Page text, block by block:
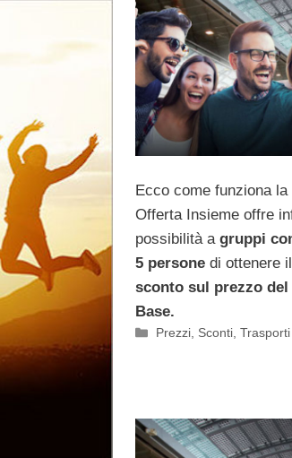
Ecco come funziona
Offerta Insieme offre
possibilità a gruppi
5 personedi ottenere il
sconto sul prezzo
Base.
Categorie
Prezzi, Sconti,Trasporti